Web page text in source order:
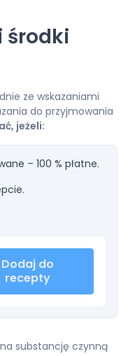
środki
ze wskazaniami
do przyjmowania
jeżeli:
– 100 % płatne.
Dodaj do
recepty
substancję czynną